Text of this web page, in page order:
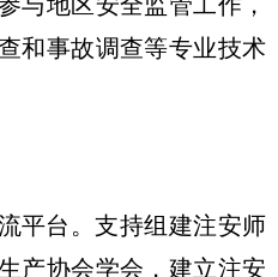
和事故调查等专业技术
平台。支持组建注安师
产协会学会，建立注安